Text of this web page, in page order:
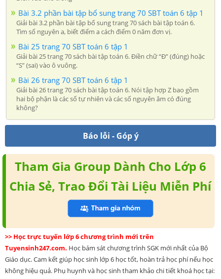
Bài 3.2 phần bài tập bổ sung trang 70 SBT toán 6 tập 1
Giải bài 3.2 phần bài tập bổ sung trang 70 sách bài tập toán 6.
Tìm số nguyên a, biết điểm a cách điểm 0 năm đơn vị.
Bài 25 trang 70 SBT toán 6 tập 1
Giải bài 25 trang 70 sách bài tập toán 6. Điền chữ “Đ” (đúng) hoặc
“S” (sai) vào ô vuông.
Bài 26 trang 70 SBT toán 6 tập 1
Giải bài 26 trang 70 sách bài tập toán 6. Nói tập hợp Z bao gồm
hai bộ phận là các số tự nhiên và các số nguyên âm có đúng
không?
Báo lỗi - Góp ý
Tham Gia Group Dành Cho Lớp 6
Chia Sẻ, Trao Đổi Tài Liệu Miễn Phí
>> Học trực tuyến lớp 6 chương trình mới trên
Tuyensinh247.com. Học bám sát chương trình SGK mới nhất của Bộ
Giáo dục. Cam kết giúp học sinh lớp 6 học tốt, hoàn trả học phí nếu học
không hiệu quả. Phụ huynh và học sinh tham khảo chi tiết khoá học tại: